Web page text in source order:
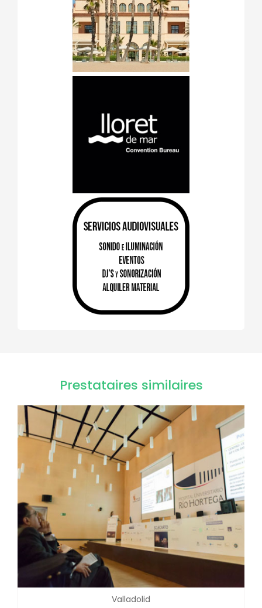
Prestataires similaires
Valladolid